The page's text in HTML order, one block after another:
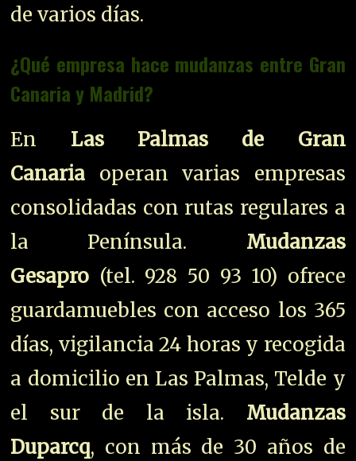
de varios días.
¿Qué empresa hace mudanzas entre Gran
Canaria y Madrid?
En Las Palmas de Gran
Canaria operan varias empresas
consolidadas con rutas regulares a
la Península. Mudanzas
Gesapro (tel. 928 50 93 10) ofrece
guardamuebles con acceso los 365
días, vigilancia 24 horas y recogida
a domicilio en Las Palmas, Telde y
el sur de la isla. Mudanzas
Duparcq, con más de 30 años de